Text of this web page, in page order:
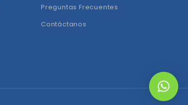
Preguntas Frecuentes
Contáctanos